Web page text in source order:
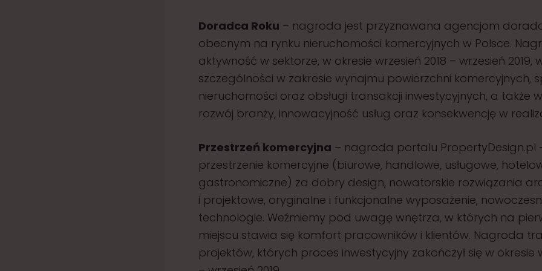
Doradca Roku – nagroda jest przyznawana agencjom
obecnym na rynku nieruchomości komercyjnych w Polsce.
aktywność w sektorze, w okresie wrzesień 2018 – wrzesień 2019,
szczególności w zakresie wynajmu powierzchni komercyjnych,
nieruchomości oraz obsługi transakcji inwestycyjnych, a także
rozwój branży, innowacyjność usług oraz konsekwencję w
Przestrzeń komercyjna – nagroda portalu PropertyDesign.pl
przestrzenie komercyjne (biurowe, handlowe, usługowe,
gastronomiczne) za dobry design, nowatorskie rozwiązania
i projektowe, oryginalne i funkcjonalne wyposażenie,
technologie. Weźmiemy pod uwagę wnętrza, w których na
miejscu stawia się komfort pracowników i klientów. Nagroda
projektów, których proces inwestycyjny zakończył się w okresie